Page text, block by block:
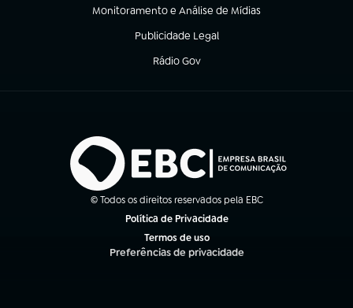
Monitoramento e Análise de Mídias
(abre em nova aba)
Publicidade Legal
(abre em nova aba)
Rádio Gov
(abre em nova aba)
© Todos os direitos reservados pela EBC
Política de Privacidade
Termos de uso
(abre em nova aba)
Preferências de privacidade